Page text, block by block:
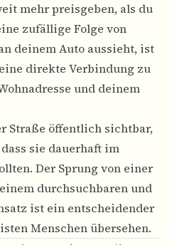
mehr preisgeben, als du
zufällige Folge von
deinem Auto aussieht, ist
direkte Verbindung zu
und deinem
Straße öffentlich sichtbar,
sie dauerhaft im
Der Sprung von einer
durchsuchbaren und
ist ein entscheidender
Menschen übersehen.